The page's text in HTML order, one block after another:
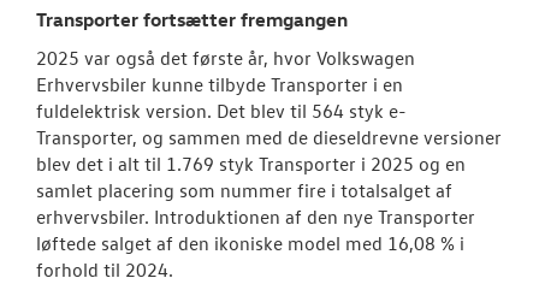
Transporter fortsætter fremgangen
2025 var også det første år, hvor Volkswagen
Erhvervsbiler kunne tilbyde Transporter i en
fuldelektrisk version. Det blev til 564 styk e-
Transporter, og sammen med de dieseldrevne versioner
blev det i alt til 1.769 styk Transporter i 2025 og en
samlet placering som nummer fire i totalsalget af
erhvervsbiler. Introduktionen af den nye Transporter
løftede salget af den ikoniske model med 16,08 % i
forhold til 2024.